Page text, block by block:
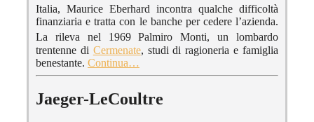
Italia, Maurice Eberhard incontra qualche difficoltà
finanziaria e tratta con le banche per cedere l’azienda.
La rileva nel 1969Palmiro Monti, un lombardo
trentenne di Cermenate, studi di ragioneria e famiglia
benestante. Continua…
Jaeger-LeCoultre